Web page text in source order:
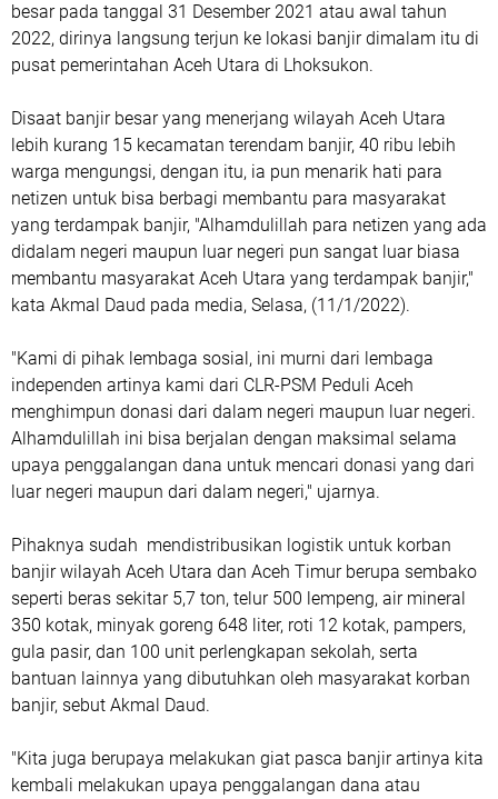
besar pada tanggal 31 Desember 2021 atau awal tahun
2022, dirinya langsung terjun ke lokasi banjir dimalam itu di
pusat pemerintahan Aceh Utara di Lhoksukon.
Disaat banjir besar yang menerjang wilayah Aceh Utara
lebih kurang 15 kecamatan terendam banjir, 40 ribu lebih
warga mengungsi, dengan itu, ia pun menarik hati para
netizen untuk bisa berbagi membantu para masyarakat
yang terdampak banjir, "Alhamdulillah para netizen yang ada
didalam negeri maupun luar negeri pun sangat luar biasa
membantu masyarakat Aceh Utara yang terdampak banjir,"
kata Akmal Daud pada media, Selasa, (11/1/2022).
"Kami di pihak lembaga sosial, ini murni dari lembaga
independen artinya kami dari CLR-PSM Peduli Aceh
menghimpun donasi dari dalam negeri maupun luar negeri.
Alhamdulillah ini bisa berjalan dengan maksimal selama
upaya penggalangan dana untuk mencari donasi yang dari
luar negeri maupun dari dalam negeri," ujarnya.
Pihaknya sudah mendistribusikan logistik untuk korban
banjir wilayah Aceh Utara dan Aceh Timur berupa sembako
seperti beras sekitar 5,7 ton, telur 500 lempeng, air mineral
350 kotak, minyak goreng 648 liter, roti 12 kotak, pampers,
gula pasir, dan 100 unit perlengkapan sekolah, serta
bantuan lainnya yang dibutuhkan oleh masyarakat korban
banjir, sebut Akmal Daud.
"Kita juga berupaya melakukan giat pasca banjir artinya kita
kembali melakukan upaya penggalangan dana atau